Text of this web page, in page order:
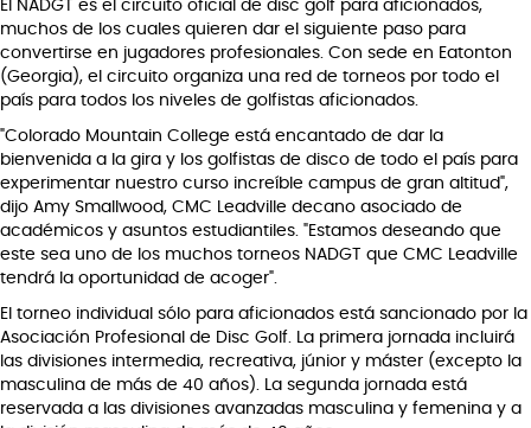
El NADGT es el circuito oficial de disc golf para aficionados,
muchos de los cuales quieren dar el siguiente paso para
convertirse en jugadores profesionales. Con sede en Eatonton
(Georgia), el circuito organiza una red de torneos por todo el
país para todos los niveles de golfistas aficionados.
"Colorado Mountain College está encantado de dar la
bienvenida a la gira y los golfistas de disco de todo el país para
experimentar nuestro curso increíble campus de gran altitud",
dijo Amy Smallwood, CMC Leadville decano asociado de
académicos y asuntos estudiantiles. "Estamos deseando que
este sea uno de los muchos torneos NADGT que CMC Leadville
tendrá la oportunidad de acoger".
El torneo individual sólo para aficionados está sancionado por la
Asociación Profesional de Disc Golf. La primera jornada incluirá
las divisiones intermedia, recreativa, júnior y máster (excepto la
masculina de más de 40 años). La segunda jornada está
reservada a las divisiones avanzadas masculina y femenina y a